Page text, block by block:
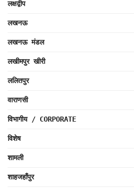
लक्षद्वीप
लखनऊ
लखनऊ मंडल
लखीमपुर खीरी
ललितपुर
वाराणसी
विभागीय / CORPORATE
विशेष
शामली
शाहजहाँपुर